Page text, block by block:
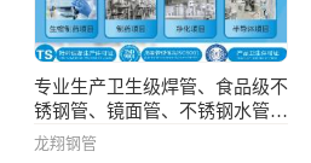
专业生产卫生级焊管、食品级不
锈钢管、镜面管、不锈钢水管、
卡压式不锈钢水管
龙翔钢管